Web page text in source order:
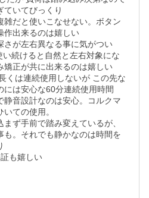
ていてびっくり
だと使いこなせない。ボタン
作出来るのは嬉しい
が左右異なる事に気がつい
続けると自然と左右対象にな
矯正が共に出来るのは嬉しい
くは連続使用しないが この先な
は安心な60分連続使用時間
音設計なのは安心。コルクマ
ての使用。
ず手前で踏み変えているが、
も。それでも静かなのは時間を
も嬉しい